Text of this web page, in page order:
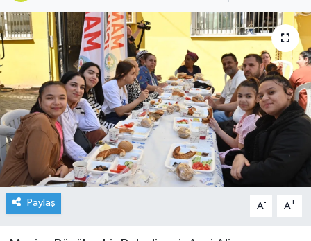
Paylaş A- A+